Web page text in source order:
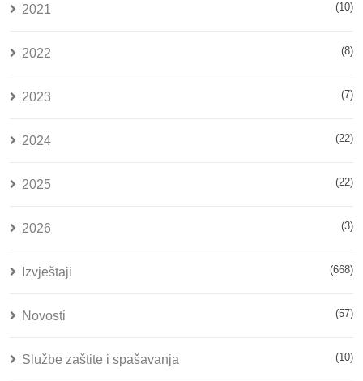
2021 (10)
2022 (8)
2023 (7)
2024 (22)
2025 (22)
2026 (3)
Izvještaji (668)
Novosti (57)
Službe zaštite i spašavanja (10)